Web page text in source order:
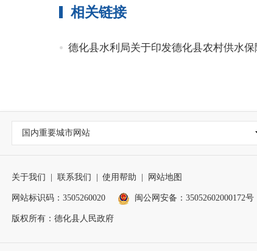
相关链接
德化县水利局关于印发德化县农村供水
国内重要城市网站
关于我们 联系我们 使用帮助 网站地图
网站标识码：3505260020 闽公网安备：35052602000172号
版权所有：德化县人民政府